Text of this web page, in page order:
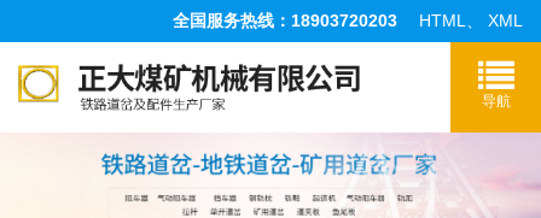
全国服务热线：18903720203 HTML XML